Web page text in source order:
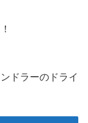
ドラーのドライ